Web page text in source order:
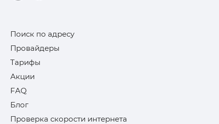
Поиск по адресу
Провайдеры
Тарифы
Акции
FAQ
Блог
Проверка скорости интернета